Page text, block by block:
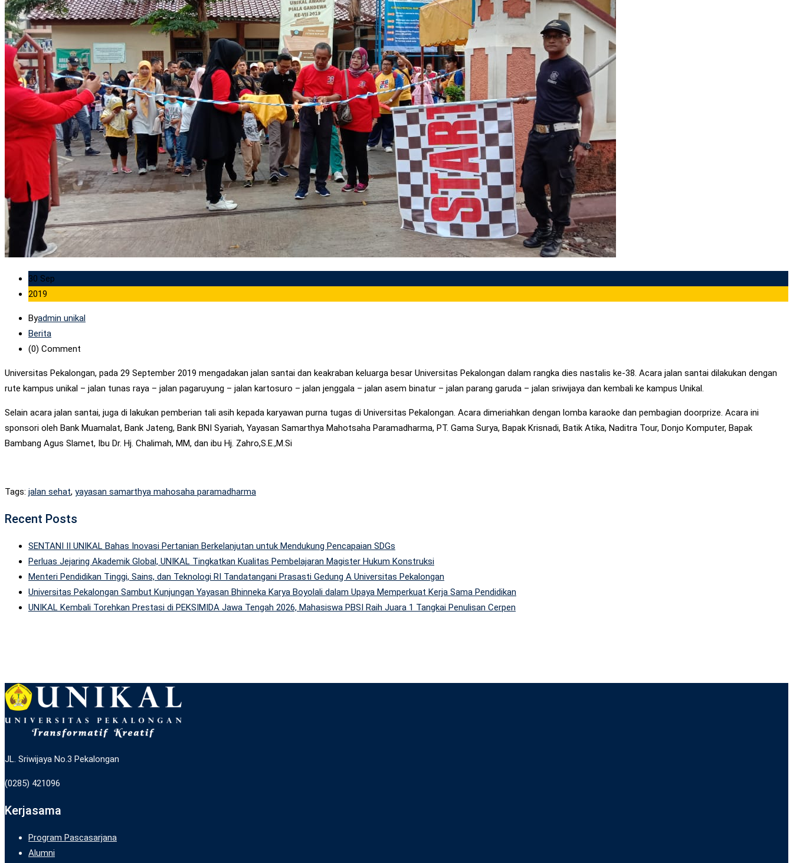
30 Sep
2019
Byadmin unikal
Berita
(0) Comment
Universitas Pekalongan, pada 29 September 2019 mengadakan jalan santai dan keakraban keluarga besar Universitas Pekalongan dalam rangka dies nastalis ke-38. Acara jalan santai dilakukan dengan
rute kampus unikal – jalan tunas raya – jalan pagaruyung – jalan kartosuro – jalan jenggala – jalan asem binatur – jalan parang garuda – jalan sriwijaya dan kembali ke kampus Unikal.
Selain acara jalan santai, juga di lakukan pemberian tali asih kepada karyawan purna tugas di Universitas Pekalongan. Acara dimeriahkan dengan lomba karaoke dan pembagian doorprize. Acara ini
sponsori oleh Bank Muamalat, Bank Jateng, Bank BNI Syariah, Yayasan Samarthya Mahotsaha Paramadharma, PT. Gama Surya, Bapak Krisnadi, Batik Atika, Naditra Tour, Donjo Komputer, Bapak
Bambang Agus Slamet, Ibu Dr. Hj. Chalimah, MM, dan ibu Hj. Zahro,S.E.,M.Si
Tags: jalan sehat, yayasan samarthya mahosaha paramadharma
Recent Posts
SENTANI II UNIKAL Bahas Inovasi Pertanian Berkelanjutan untuk Mendukung Pencapaian SDGs
Perluas Jejaring Akademik Global, UNIKAL Tingkatkan Kualitas Pembelajaran Magister Hukum Konstruksi
Menteri Pendidikan Tinggi, Sains, dan Teknologi RI Tandatangani Prasasti Gedung A Universitas Pekalongan
Universitas Pekalongan Sambut Kunjungan Yayasan Bhinneka Karya Boyolali dalam Upaya Memperkuat Kerja Sama Pendidikan
UNIKAL Kembali Torehkan Prestasi di PEKSIMIDA Jawa Tengah 2026, Mahasiswa PBSI Raih Juara 1 Tangkai Penulisan Cerpen
JL. Sriwijaya No.3 Pekalongan
(0285) 421096
Kerjasama
Program Pascasarjana
Alumni